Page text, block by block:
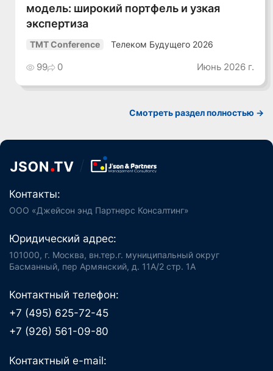
модель: широкий портфель и узкая
экспертиза
TMT Conference Телеком Будущего 2026
99 0 Июнь 2026 г.
Смотреть раздел полностью ->
Контакты:
ООО «Джейсон энд Партнерс Консалтинг»
Юридический адрес:
101000, г. Москва, вн.тер.г. муниципальный округ
Басманный, пер Армянский, д. 11А/2 стр. 1А
Контактный телефон:
+7 (495) 625-72-45
+7 (926) 561-09-80
Контактный e-mail: